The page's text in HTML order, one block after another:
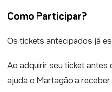
Como Participar?
Os tickets antecipados já
Ao adquirir seu ticket antes
ajuda o Martagão a